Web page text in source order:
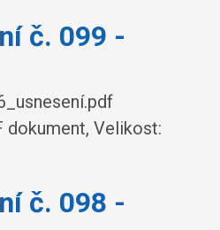
č. 099 -
dokument, Velikost:
č. 098 -